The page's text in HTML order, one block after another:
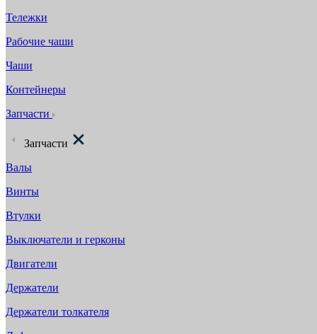
Тележки
Рабочие чаши
Чаши
Контейнеры
Запчасти
Запчасти
Валы
Винты
Втулки
Выключатели и герконы
Двигатели
Держатели
Держатели толкателя